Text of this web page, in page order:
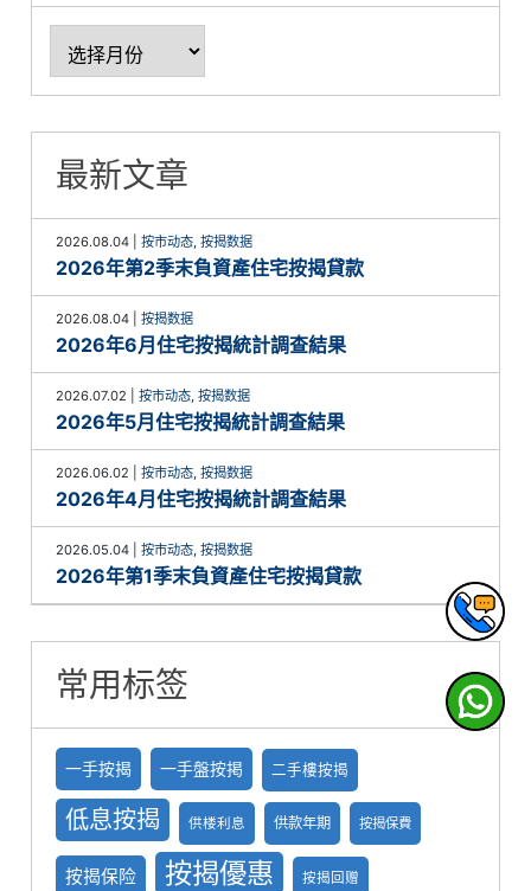
最新文章
2026.08.04 |按市动态 ,按揭数据
2026年第2季末負資產住宅按揭貸款
2026.08.04 |按揭数据
2026年6月住宅按揭統計調查結果
2026.07.02 |按市动态 ,按揭数据
2026年5月住宅按揭統計調查結果
2026.06.02 |按市动态 ,按揭数据
2026年4月住宅按揭統計調查結果
2026.05.04 |按市动态 ,按揭数据
2026年第1季末負資產住宅按揭貸款
常用标签
一手按揭 一手盤按掲 二手樓按揭
低息按揭 供楼利息 供款年期 按揭保費
按揭保险 按揭優惠 按揭回赠